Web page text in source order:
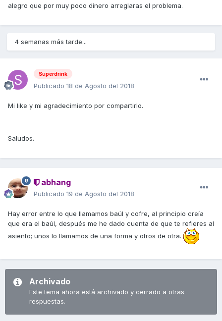
alegro que por muy poco dinero arreglaras el problema.
4 semanas más tarde...
Superdrink
Publicado 18 de Agosto del 2018
Mi like y mi agradecimiento por compartirlo.
Saludos.
abhang
Publicado 19 de Agosto del 2018
Hay error entre lo que llamamos baúl y cofre, al principio creía
que era el baúl, después me he dado cuenta de que te refieres al
asiento; unos lo llamamos de una forma y otros de otra.
Archivado
Este tema ahora está archivado y cerrado a otras
respuestas.